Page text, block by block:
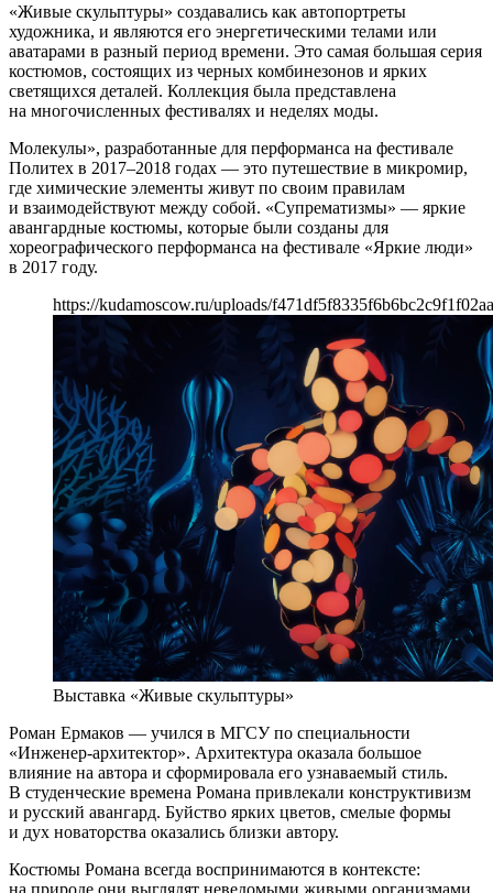
«Живые скульптуры» создавались как автопортреты
художника, и являются его энергетическими телами или
аватарами в разный период времени. Это самая большая серия
костюмов, состоящих из черных комбинезонов и ярких
светящихся деталей. Коллекция была представлена
на многочисленных фестивалях и неделях моды.
Молекулы», разработанные для перформанса на фестивале
Политех в 2017–2018 годах — это путешествие в микромир,
где химические элементы живут по своим правилам
и взаимодействуют между собой. «Супрематизмы» — яркие
авангардные костюмы, которые были созданы для
хореографического перформанса на фестивале «Яркие люди»
в 2017 году.
https://kudamoscow.ru/uploads/
Выставка «Живые скульптуры»
Роман Ермаков — учился в МГСУ по специальности
«Инженер-архитектор». Архитектура оказала большое
влияние на автора и сформировала его узнаваемый стиль.
В студенческие времена Романа привлекали конструктивизм
и русский авангард. Буйство ярких цветов, смелые формы
и дух новаторства оказались близки автору.
Костюмы Романа всегда воспринимаются в контексте:
на природе они выглядят неведомыми живыми организмами,